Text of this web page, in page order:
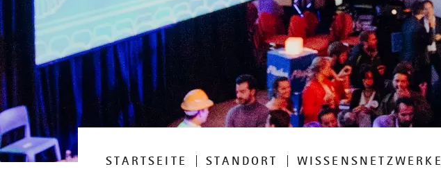
STARTSEITE STANDORT WISSENSNETZWERKE